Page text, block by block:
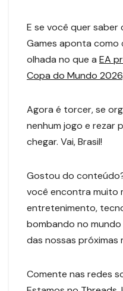
E se você quer saber
Games aponta como
olhada no que a EA
Copa do Mundo 2026.
Agora é torcer, se
nenhum jogo e rezar
chegar. Vai, Brasil!
Gostou do
você encontra muito
entretenimento,
bombando no
das nossas próximas
Comente nas redes